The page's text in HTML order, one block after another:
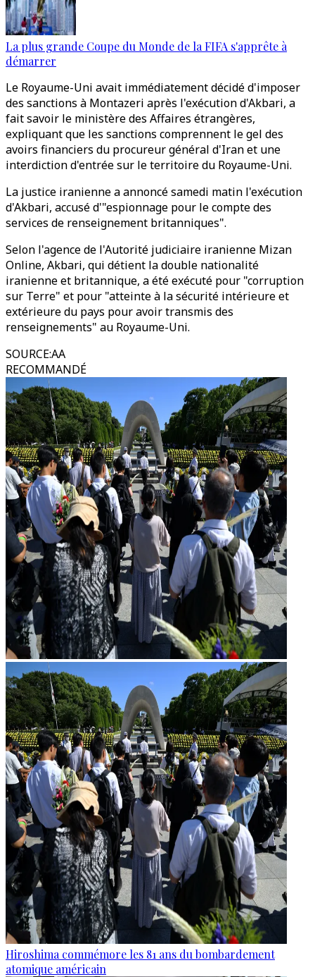
La plus grande Coupe du Monde de la FIFA s'apprête à
démarrer
Le Royaume-Uni avait immédiatement décidé d'imposer
des sanctions à Montazeri après l'exécution d'Akbari, a
fait savoir le ministère des Affaires étrangères,
expliquant que les sanctions comprennent le gel des
avoirs financiers du procureur général d'Iran et une
interdiction d'entrée sur le territoire du Royaume-Uni.
La justice iranienne a annoncé samedi matin l'exécution
d'Akbari, accusé d'"espionnage pour le compte des
services de renseignement britanniques".
Selon l'agence de l'Autorité judiciaire iranienne Mizan
Online, Akbari, qui détient la double nationalité
iranienne et britannique, a été exécuté pour "corruption
sur Terre" et pour "atteinte à la sécurité intérieure et
extérieure du pays pour avoir transmis des
renseignements" au Royaume-Uni.
SOURCE:AA
RECOMMANDÉ
Hiroshima commémore les 81 ans du bombardement
atomique américain